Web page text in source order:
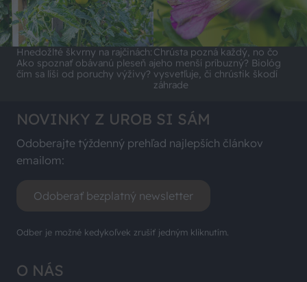
Hnedožlté škvrny na rajčinách:
Ako spoznať obávanú pleseň a
čím sa líši od poruchy výživy?
Chrústa pozná každý, no čo
jeho menší príbuzný? Biológ
vysvetľuje, či chrústik škodí
záhrade
O NÁS
NOVINKY Z UROB SI SÁM
Odoberajte týždenný prehľad najlepších článkov
emailom:
Odoberať bezplatný newsletter
Odber je možné kedykoľvek zrušiť jedným kliknutím.